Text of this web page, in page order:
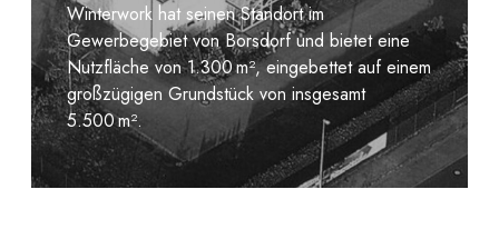
Winterwork hat seinen Standort im
Gewerbegebiet von Borsdorf und bietet eine
Nutzfläche von 1.300 m², eingebettet auf einem
großzügigen Grundstück von insgesamt
5.500 m².